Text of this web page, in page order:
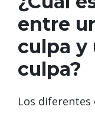
entre
culpa y
culpa?
Los diferentes